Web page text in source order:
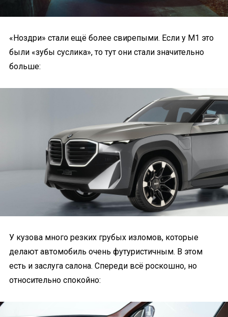
«Ноздри» стали ещё более свирепыми. Если у М1 это
были «зубы суслика», то тут они стали значительно
больше:
У кузова много резких грубых изломов, которые
делают автомобиль очень футуристичным. В этом
есть и заслуга салона. Спереди всё роскошно, но
относительно спокойно: